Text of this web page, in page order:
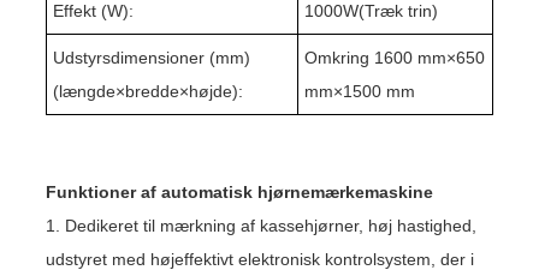
Effekt (W): 1000W(Træk trin)
Udstyrsdimensioner (mm)
(længde×bredde×højde):
Omkring 1600 mm×650
mm×1500 mm
Funktioner af automatisk hjørnemærkemaskine
1. Dedikeret til mærkning af kassehjørner, høj hastighed,
udstyret med højeffektivt elektronisk kontrolsystem, der i